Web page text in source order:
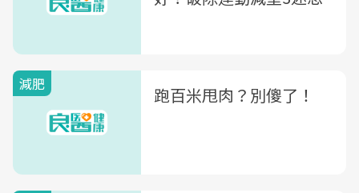
減肥 跑百米甩肉？別傻了！